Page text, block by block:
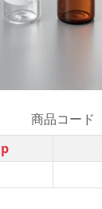
商品コード